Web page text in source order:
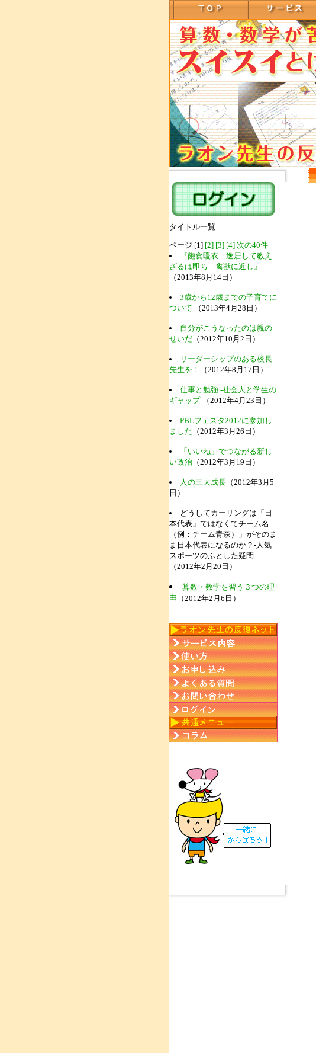
タイトル一覧
ページ [1] [2] [3] [4] 次の40件
『飽食暖衣 逸居して教え
ざるは即ち 禽獣に近し』
（2013年8月14日）
3歳から12歳までの子育てに
ついて
（2013年4月28日）
自分がこうなったのは親の
せいだ（2012年10月2日）
リーダーシップのある校長
先生を！
（2012年8月17日）
仕事と勉強 -社会人と学生の
ギャップ-（2012年4月23日）
PBLフェスタ2012に参加し
ました （2012年3月26日）
「いいね」でつながる新し
い政治（2012年3月19日）
人の三大成長（2012年3月5
日）
どうしてカーリングは「日
本代表」ではなくてチーム名
（例：チーム青森）」がそのま
ま日本代表になるのか？-人気
スポーツのふとした疑問-
（2012年2月20日）
算数・数学を習う３つの理
由 （2012年2月6日）